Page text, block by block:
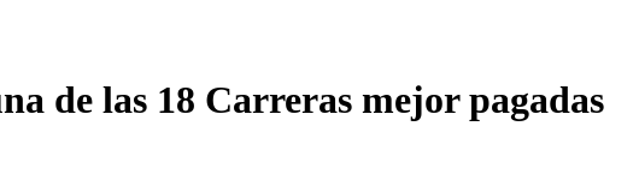
de las 18 Carreras mejor pagadas